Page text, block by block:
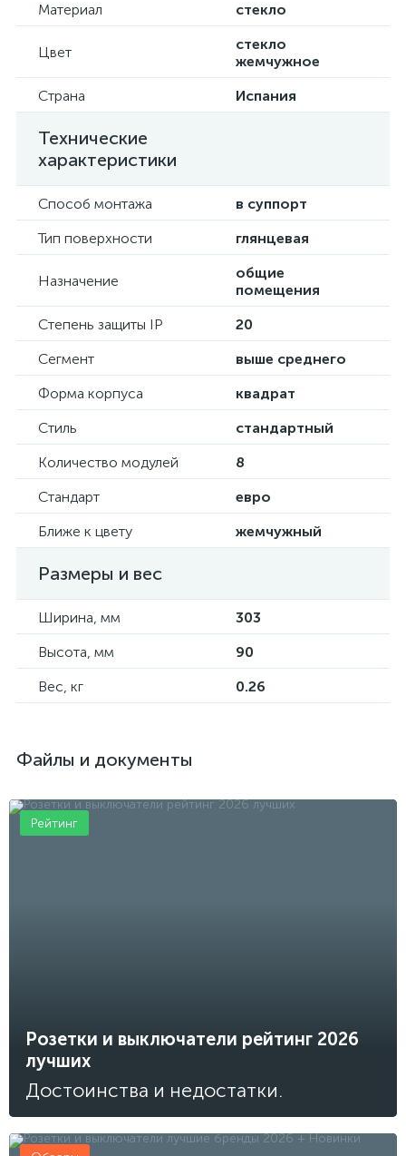
Материал
стекло
Цвет
стекло
жемчужное
Страна
Испания
Технические
характеристики
Способ монтажа
в суппорт
Тип поверхности
глянцевая
Назначение
общие
помещения
Степень защиты IP
20
Сегмент
выше среднего
Форма корпуса
квадрат
Стиль
стандартный
Количество модулей
8
Стандарт
евро
Ближе к цвету
жемчужный
Размеры и вес
Ширина, мм
303
Высота, мм
90
Вес, кг
0.26
Файлы и документы
Розетки и выключатели рейтинг 2026
лучших
Достоинства и недостатки.
Рейтинг